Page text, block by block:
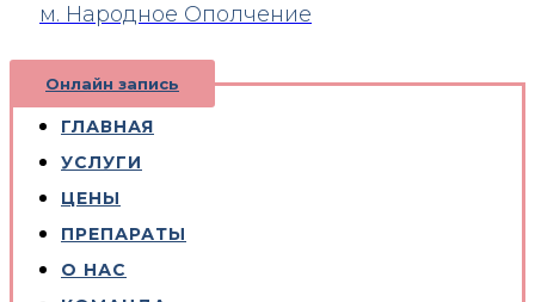
м. Народное Ополчение
Онлайн запись
ГЛАВНАЯ
УСЛУГИ
ЦЕНЫ
ПРЕПАРАТЫ
О НАС